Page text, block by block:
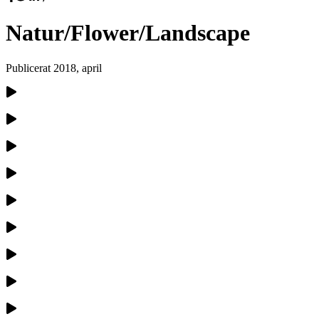
Natur/Flower/Landscape
Publicerat 2018, april